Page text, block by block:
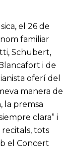
el 26 de
familiar
Schubert,
i de
oferí del
manera de
la premsa
clara” i
recitals, tots
el Concert